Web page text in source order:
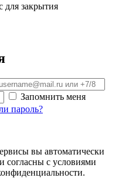
для закрытия
Запомнить меня
пароль?
вы автоматически
согласны с условиями